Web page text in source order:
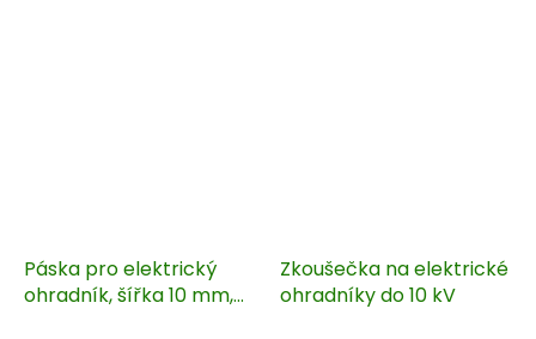
Páska pro elektrický
ohradník, šířka 10 mm,
Zkoušečka na elektrické
ohradníky do 10 kV